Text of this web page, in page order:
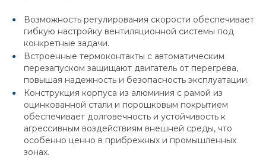
Возможность регулирования скорости обеспечивает
гибкую настройку вентиляционной системы под
конкретные задачи.
Встроенные термоконтакты с автоматическим
перезапуском защищают двигатель от перегрева,
повышая надежность и безопасность эксплуатации.
Конструкция корпуса из алюминия с рамой из
оцинкованной стали и порошковым покрытием
обеспечивает долговечность и устойчивость к
агрессивным воздействиям внешней среды, что
особенно ценно в прибрежных и промышленных
зонах.